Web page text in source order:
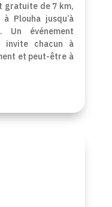
gratuite de 7 km,
Plouha jusqu’à
Un événement
invite chacun à
et peut-être à